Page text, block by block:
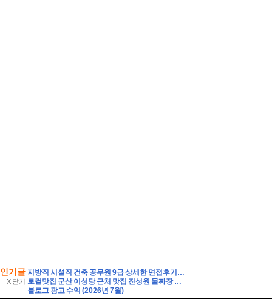
인기글
X 닫기
지방직 시설직 건축 공무원 9급 상세한 면접후기 및 기출 질문답변, 건축직 필수 정보 직무상식 정리 [시설직 건축직 공무원 면접]
로컬맛집 군산 이성당 근처 맛집 진성원 물짜장 솔직후기, 경암동 철길마을 근처가 더 맞다.
블로그 광고 수익 (2026년 7월)